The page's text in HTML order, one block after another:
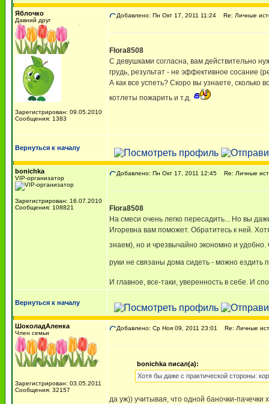
Яблочко
Давний друг
Зарегистрирован: 09.05.2010
Сообщения: 1383
Добавлено: Пн Окт 17, 2011 11:24 Re: Личные
Flora8508
С девушками согласна, вам действительно
грудь, результат - не эффективное сосание
А как все успеть? Скоро вы узнаете, сколько
котлеты пожарить и т.д.
Вернуться к началу
bonichka
VIP-организатор
Зарегистрирован: 16.07.2010
Сообщения: 108821
Добавлено: Пн Окт 17, 2011 12:45 Re: Личные
Flora8508
На смеси очень легко пересадить... Но вы
Игоревна вам поможет. Обратитесь к ней.
знаем), но и чрезвычайно экономно и
руки не связаны дома сидеть - можно ездить
И главное, все-таки, уверенность в себе. И
Вернуться к началу
ШоколадАленка
Член семьи
Зарегистрирован: 03.05.2011
Сообщения: 32157
Добавлено: Ср Ноя 09, 2011 23:01 Re: Личные
bonichka писал(а):
Хотя бы даже с практической стороны:
да уж)) учитывая, что одной баночки-